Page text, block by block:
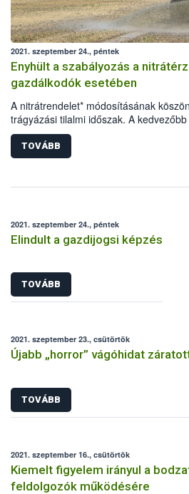
2021. szeptember 24., péntek
Enyhült a szabályozás a
gazdálkodók esetében
A nitrátrendelet* módosításának
trágyázási tilalmi időszak. A
nitrátérzékeny területen gazdálkodók
minőségének javítását, ezáltal
versenyképességüket, valamint a hazai
TOVÁBB
2021. szeptember 24., péntek
Elindult a gazdijogsi képzés
TOVÁBB
2021. szeptember 23., csütörtök
Újabb „horror” vágóhidat
TOVÁBB
2021. szeptember 16., csütörtök
Kiemelt figyelem irányul a
feldolgozók működésére